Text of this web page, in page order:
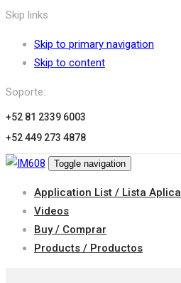
Skip links
Skip to primary navigation
Skip to content
Soporte:
+52 81 2339 6003
+52 449 273 4878
Toggle navigation
Application List / Lista
Videos
Buy / Comprar
Products / Productos